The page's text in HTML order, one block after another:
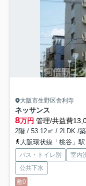
大阪市生野区舎利寺
ネッサンス
8万円 管理/共益費
2階 / 53.12㎡ / 2LDK /
大阪環状線「桃谷」
バス・トイレ別 室内
公共下水
敷0